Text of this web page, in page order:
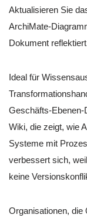
Aktualisieren Sie
ArchiMate-
Dokument
Ideal für
Geschäfts-Ebenen-
Wiki, die zeigt, wie
Systeme mit
verbessert sich,
keine
Organisationen, die